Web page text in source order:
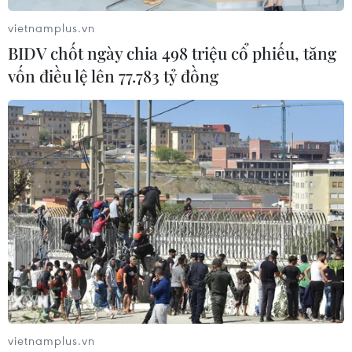
phòng dịch hiệu quả thì không mất hàng triệu
đồng chống dịch, chưa kể mất mát về con người
và tổn thất khác.
Công tác truyền thông đã có những sáng tạo,
chuyên nghiệp hơn, kịp thời cung cấp thông tin
chính thức, sát thực tế, góp phần thực hiện, cổ
vũ các biện pháp phòng, chống dịch hiệu quả.
vietnamplus.vn
BIDV chốt ngày chia 498 triệu cổ phiếu, tăng
vốn điều lệ lên 77.783 tỷ đồng
vietnamplus.vn